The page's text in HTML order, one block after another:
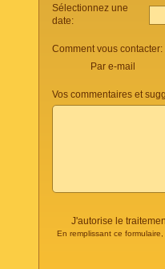
Sélectionnez une
date:
Comment vous contacter:
Par e-mail
Vos commentaires et
J'autorise le
En remplissant ce